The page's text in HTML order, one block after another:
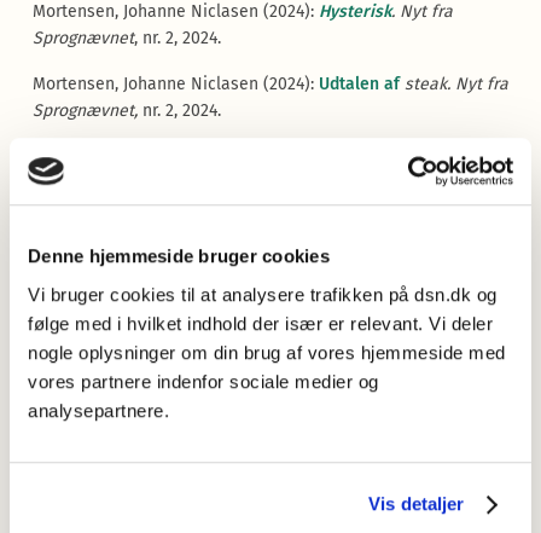
Denne hjemmeside bruger cookies
Vi bruger cookies til at analysere trafikken på dsn.dk og
følge med i hvilket indhold der især er relevant. Vi deler
nogle oplysninger om din brug af vores hjemmeside med
vores partnere indenfor sociale medier og
analysepartnere.
Vis detaljer
Mortensen, Johanne Niclasen (2024): Hysterisk. Nyt fra
Sprognævnet, nr. 2, 2024.
Mortensen, Johanne Niclasen (2024): Udtalen afsteak. Nyt fra
Sprognævnet,nr. 2, 2024.
2023
2023.
2022
Jensen, Johanne Niclasen & Marianne Rathje (2022):
Generationernes holdninger til bandeord – 10 år senere
fra Sprognævnet